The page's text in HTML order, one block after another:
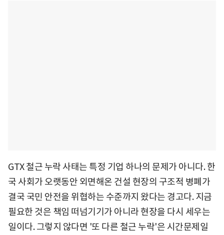
GTX 철근 누락 사태는 특정 기업 하나의 문제가 아니다. 한
국 사회가 오랫동안 외면해온 건설 현장의 구조적 병폐가
결국 국민 안전을 위협하는 수준까지 왔다는 경고다. 지금
필요한 것은 책임 떠넘기기가 아니라 현장을 다시 세우는
일이다. 그렇지 않다면 '또 다른 철근 누락'은 시간문제일